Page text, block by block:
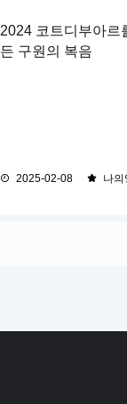
2024 코트디부아르
든 구원의 복음
2025-02-08 나의
[상반기 연합 결산
라
대로 거룩되게 하라 12 보
2024-05-26 나의
예수 그리스도와 함
족히 비교할 수 없도다
2024-05-19 나의